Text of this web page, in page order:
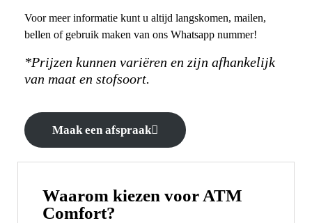
Voor meer informatie kunt u altijd langskomen, mailen,
bellen of gebruik maken van ons Whatsapp nummer!
*Prijzen kunnen variëren en zijn afhankelijk
van maat en stofsoort.
Maak een afspraak
Waarom kiezen voor ATM
Comfort?